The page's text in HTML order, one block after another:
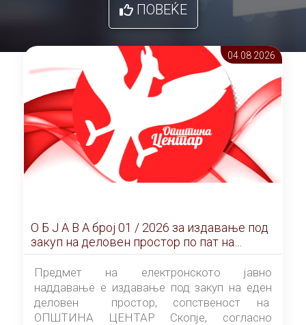
ПОВЕЌЕ
04.08 2026
О Б Ј А В А брoj 01 / 2026 за издавање под
закуп на деловен простор по пат на
ЕЛЕКТРОНСКО ЈАВНО НАДДАВАЊЕ
Предмет на електронското јавно
наддавање е издавање под закуп на еден
деловен простор, сопственост на
ОПШТИНА ЦЕНТАР Скопје, согласно